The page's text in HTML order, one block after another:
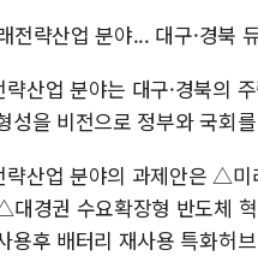
략산업 분야... 대구·경북
략산업 분야는 대구·경북의
성을 비전으로 정부와 국회
략산업 분야의 과제안은 △
대경권 수요확장형 반도체
용후 배터리 재사용 특화허